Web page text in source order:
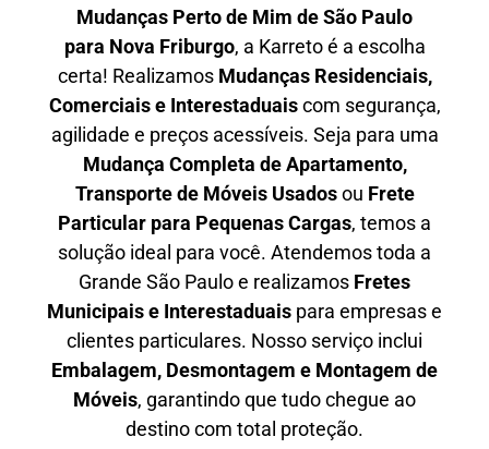
Mudanças Perto de Mim de São Paulo
para Nova Friburgo, a Karreto é a escolha
certa! Realizamos Mudanças Residenciais,
Comerciais e Interestaduaiscom segurança,
agilidade e preços acessíveis. Seja para uma
Mudança Completa de Apartamento,
Transporte de Móveis Usadosou Frete
Particular para Pequenas Cargas, temos a
solução ideal para você. Atendemostoda a
Grande São Pauloe realizamos Fretes
Municipais e Interestaduais para empresas e
clientes particulares. Nosso serviço inclui
Embalagem, Desmontagem e Montagem de
Móveis, garantindo que tudo chegue ao
destino com total proteção.